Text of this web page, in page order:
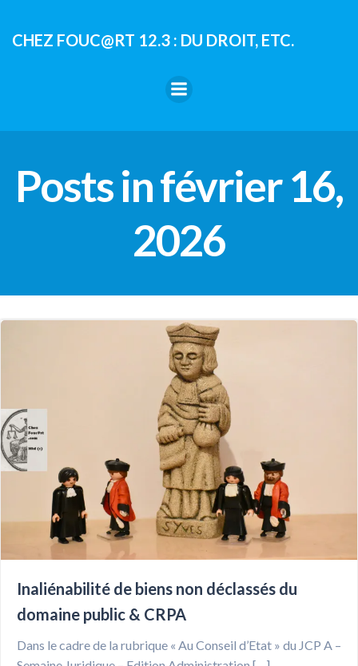
contenu
CHEZ FOUC@RT 12.3 : DU DROIT, ETC.
Posts in février 16,
2026
Inaliénabilité de biens non déclassés du
domaine public & CRPA
Dans le cadre de la rubrique « Au Conseil d’Etat » du JCP A –